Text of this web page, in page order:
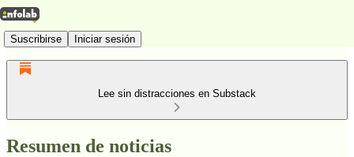
Suscribirse Iniciar sesión
Lee sin distracciones en Substack
Resumen de noticias